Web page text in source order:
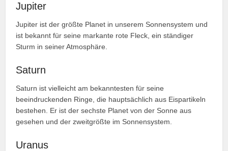
Jupiter
Jupiter ist der größte Planet in unserem Sonnensystem und
ist bekannt für seine markante rote Fleck, ein ständiger
Sturm in seiner Atmosphäre.
Saturn
Saturn ist vielleicht am bekanntesten für seine
beeindruckenden Ringe, die hauptsächlich aus Eispartikeln
bestehen. Er ist der sechste Planet von der Sonne aus
gesehen und der zweitgrößte im Sonnensystem.
Uranus